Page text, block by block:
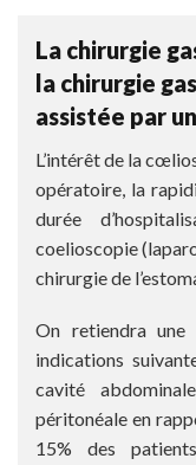
La chirurgie
la chirurgie
assistée par
L’intérêt de la
opératoire, la
durée
coelioscopie
chirurgie de
On retiendra une
indications
cavité
péritonéale en
15% des